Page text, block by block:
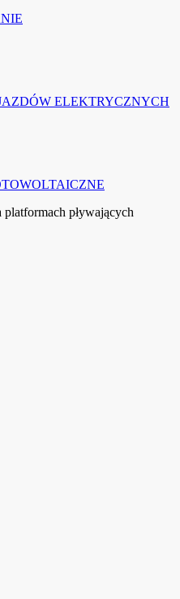
ELEKTRYCZNYCH
pływających